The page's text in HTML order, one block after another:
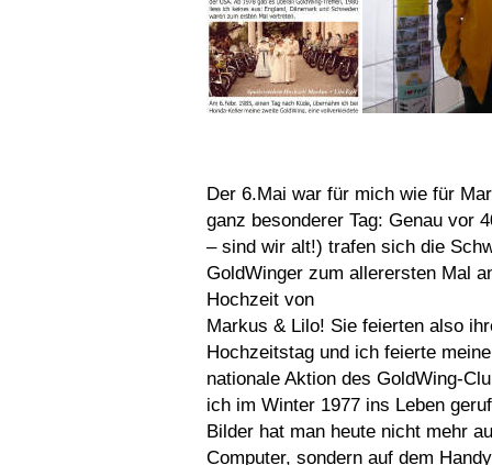
Der 6.Mai war für mich wie für
ganz besonderer Tag: Genau vor
– sind wir alt!) trafen sich die
GoldWinger zum allerersten Mal
Hochzeit von
Markus & Lilo! Sie feierten also
Hochzeitstag und ich feierte
nationale Aktion des GoldWing-
ich im Winter 1977 ins Leben
Bilder hat man heute nicht mehr
Computer, sondern auf dem